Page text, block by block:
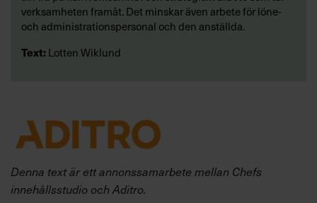
verksamheten framåt. Det minskar även arbete för löne-
och administrationspersonal och den anställda.
Text: Lotten Wiklund
Denna text är ett annonssamarbete mellan Chefs
innehållsstudio och Aditro.